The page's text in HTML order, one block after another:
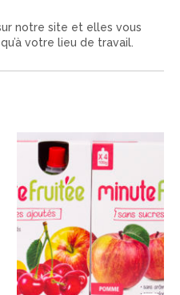
notre site et elles vous
votre lieu de travail.